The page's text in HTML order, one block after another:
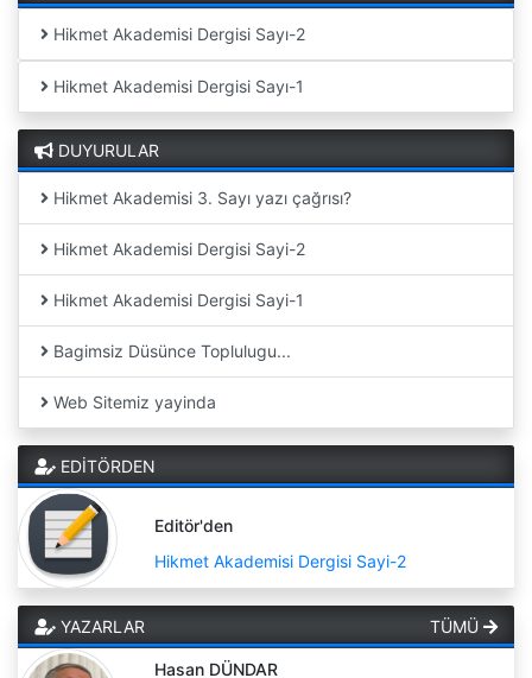
Hikmet Akademisi Dergisi Sayı-2
Hikmet Akademisi Dergisi Sayı-1
DUYURULAR
Hikmet Akademisi 3. Sayı yazı çağrısı?
Hikmet Akademisi Dergisi Sayi-2
Hikmet Akademisi Dergisi Sayi-1
Bagimsiz Düsünce Toplulugu...
Web Sitemiz yayinda
EDİTÖRDEN
Editör'den
Hikmet Akademisi Dergisi Sayi-2
YAZARLAR TÜMÜ
Hasan DÜNDAR